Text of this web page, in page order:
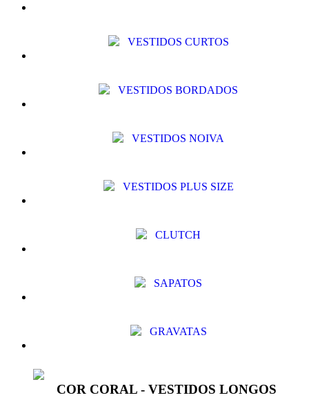
VESTIDOS CURTOS
VESTIDOS BORDADOS
VESTIDOS NOIVA
VESTIDOS PLUS SIZE
CLUTCH
SAPATOS
GRAVATAS
COR CORAL - VESTIDOS LONGOS